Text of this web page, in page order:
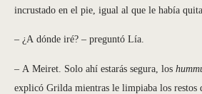
incrustado en el pie, igual al que le había
– ¿A dónde iré? – preguntó Lía.
– A Meiret. Solo ahí estarás segura, los
explicó Grilda mientras le limpiaba los restos